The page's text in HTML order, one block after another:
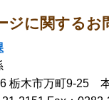
ジに関するお
栃木市万町9-25